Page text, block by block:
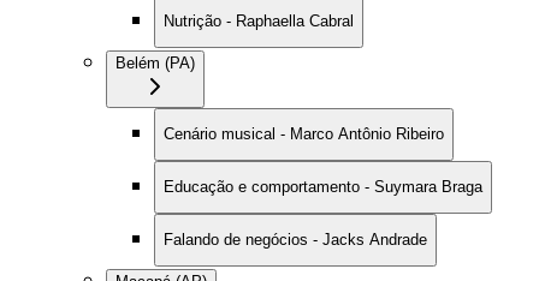
Nutrição - Raphaella Cabral
Belém (PA)
Cenário musical - Marco Antônio Ribeiro
Educação e comportamento - Suymara Braga
Falando de negócios - Jacks Andrade